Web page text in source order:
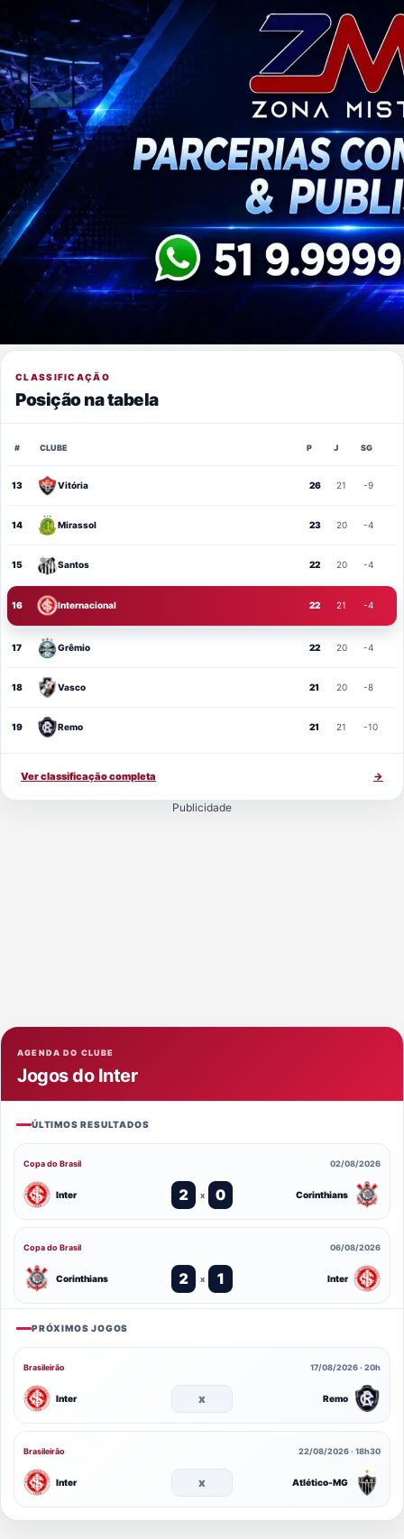
CLASSIFICAÇÃO
Posição na tabela
# CLUBE P J SG
13 Vitória 26 21 -9
14 Mirassol 23 20 -4
15 Santos 22 20 -4
16 Internacional 22 21 -4
17 Grêmio 22 20 -4
18 Vasco 21 20 -8
19 Remo 21 21 -10
Ver classificação completa →
Publicidade
AGENDA DO CLUBE
Jogos do Inter
ÚLTIMOS RESULTADOS
Copa do Brasil 02/08/2026
Inter 2 x 0 Corinthians
Copa do Brasil 06/08/2026
Corinthians 2 x 1 Inter
PRÓXIMOS JOGOS
Brasileirão 17/08/2026 · 20h
Inter x Remo
Brasileirão 22/08/2026 · 18h30
Inter x Atlético-MG